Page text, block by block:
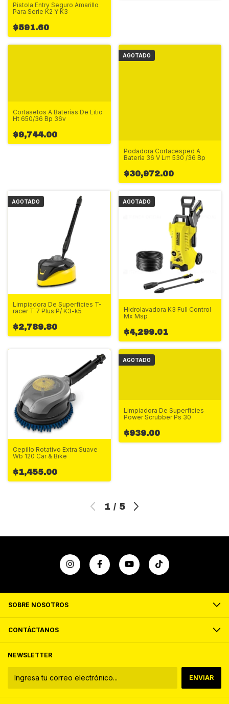
Pistola Entry Seguro Amarillo
Para Serie K2 Y K3
$591.60
Cortasetos A Baterías De Litio
Ht 650/36 Bp 36v
$9,744.00
AGOTADO
Podadora Cortacesped A
Batería 36 V Lm 530 /36 Bp
$30,972.00
AGOTADO
Limpiadora De Superficies T-
racer T 7 Plus P/ K3-k5
$2,789.80
AGOTADO
Hidrolavadora K3 Full Control
Mx Msp
$4,299.01
Cepillo Rotativo Extra Suave
Wb 120 Car & Bike
$1,455.00
AGOTADO
Limpiadora De Superficies
Power Scrubber Ps 30
$939.00
1 / 5
SOBRE NOSOTROS
CONTÁCTANOS
NEWSLETTER